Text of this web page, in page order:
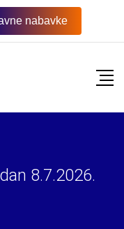
nabavke
8.7.2026.